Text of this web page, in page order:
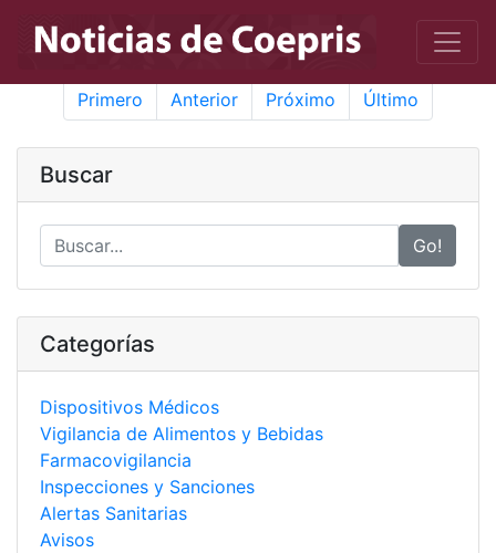
Primero Anterior Próximo Último
Buscar
Go!
Categorías
Dispositivos Médicos
Vigilancia de Alimentos y Bebidas
Farmacovigilancia
Inspecciones y Sanciones
Alertas Sanitarias
Avisos